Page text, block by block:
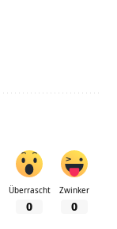
Überrascht
0
Zwinker
0